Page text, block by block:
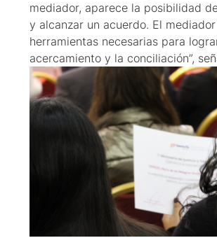
mediador, aparece la posibilidad
y alcanzar un acuerdo. El
herramientas necesarias para
acercamiento y la conciliación”,